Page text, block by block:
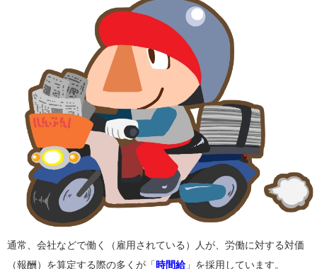
通常、会社などで働く（雇用されている）人が、労働に対する対価
（報酬）を算定する際の多くが「 時間給」を採用しています。